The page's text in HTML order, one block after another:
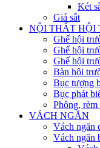
Két
Giá sắt
NỘI THẤT HỘI
Ghế hội
Ghế hội
Ghế hội
Bàn hội
Bục tượng
Bục phát
Phông, rèm
VÁCH NGĂN
Vách ngăn
Vách ngăn